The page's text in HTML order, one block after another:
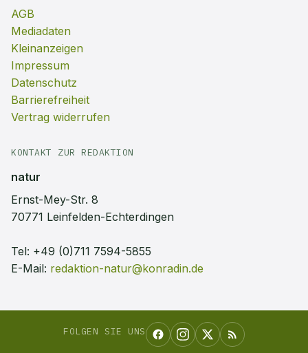
AGB
Mediadaten
Kleinanzeigen
Impressum
Datenschutz
Barrierefreiheit
Vertrag widerrufen
KONTAKT ZUR REDAKTION
natur
Ernst-Mey-Str. 8
70771 Leinfelden-Echterdingen
Tel: +49 (0)711 7594-5855
E-Mail: redaktion-natur@konradin.de
FOLGEN SIE UNS